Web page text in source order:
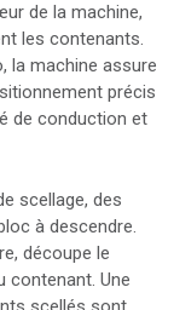
de la machine,
les contenants.
la machine assure
précis
de conduction et
scellage, des
à descendre.
découpe le
contenant. Une